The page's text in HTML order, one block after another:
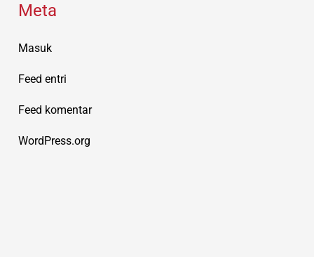
Meta
Masuk
Feed entri
Feed komentar
WordPress.org